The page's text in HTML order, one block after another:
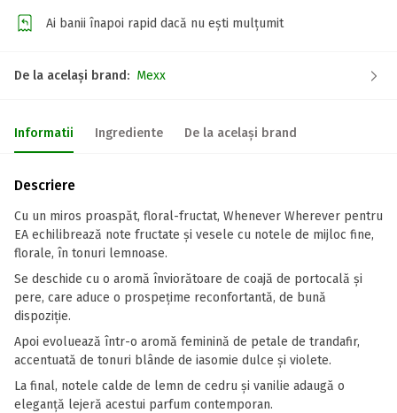
Ai banii înapoi rapid dacă nu ești mulțumit
De la același brand: Mexx
Informatii Ingrediente De la același brand
Descriere
Cu un miros proaspăt, floral-fructat, Whenever Wherever pentru
EA echilibrează note fructate și vesele cu notele de mijloc fine,
florale, în tonuri lemnoase.
Se deschide cu o aromă înviorătoare de coajă de portocală și
pere, care aduce o prospețime reconfortantă, de bună
dispoziție.
Apoi evoluează într-o aromă feminină de petale de trandafir,
accentuată de tonuri blânde de iasomie dulce și violete.
La final, notele calde de lemn de cedru și vanilie adaugă o
eleganță lejeră acestui parfum contemporan.